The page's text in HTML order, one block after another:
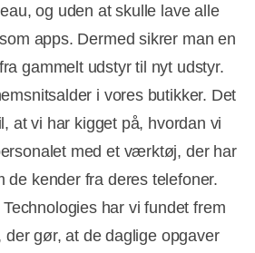
og uden at skulle lave alle
apps. Dermed sikrer man en
gammelt udstyr til nyt udstyr.
i vores butikker. Det
at vi har kigget på, hvordan vi
med et værktøj, der har
de kender fra deres telefoner.
har vi fundet frem
gør, at de daglige opgaver